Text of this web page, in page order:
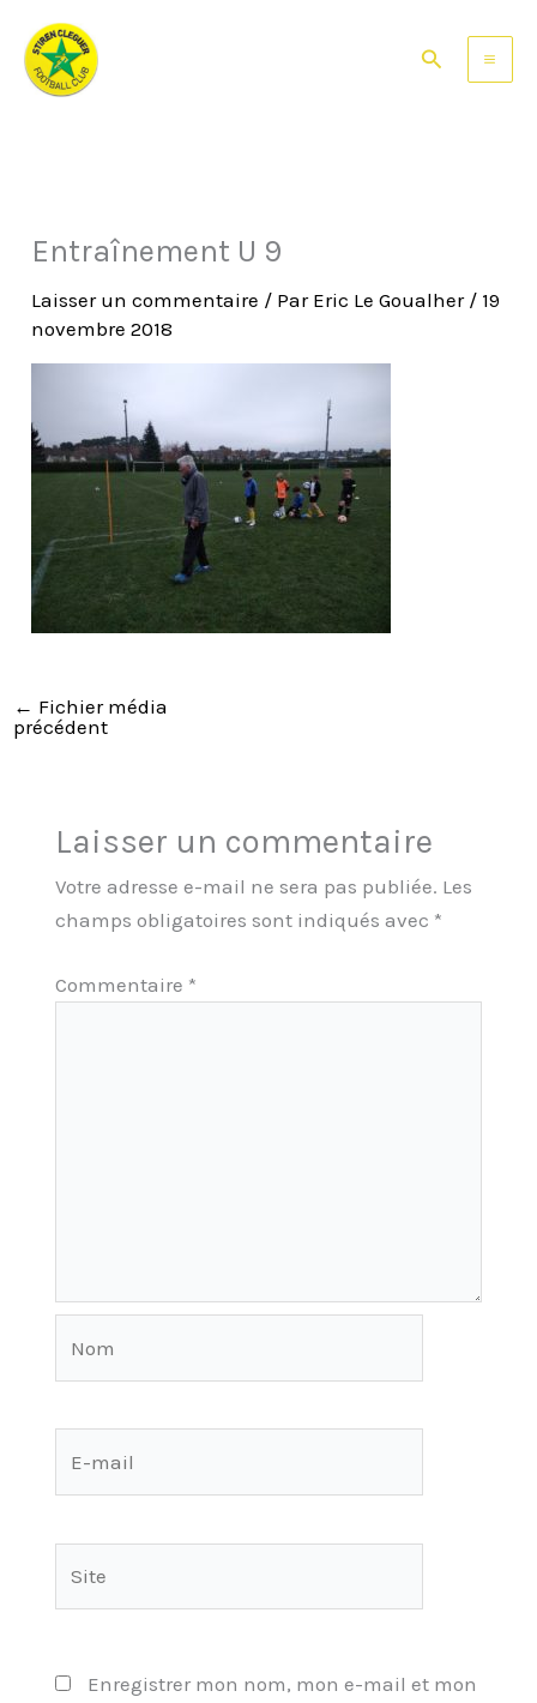
contenu
Rechercher
Entraînement U 9
Laisser un commentaire / Par Eric Le Goualher / 19
novembre 2018
← Fichier média
précédent
Laisser un commentaire
Votre adresse e-mail ne sera pas publiée. Les
champs obligatoires sont indiqués avec *
Commentaire *
Enregistrer mon nom, mon e-mail et mon